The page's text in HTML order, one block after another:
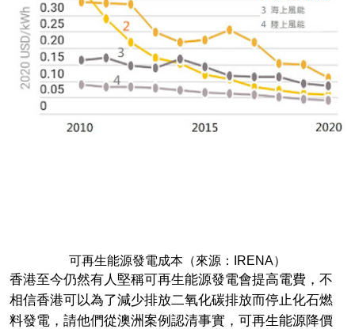
可再生能源發電成本（來源：IRENA）
香港至今仍然有人堅稱可再生能源發電會提高電費，不
相信香港可以為了減少排放二氧化碳排放而停止化石燃
料發電，請他們從澳洲案例認清事實，可再生能源降價